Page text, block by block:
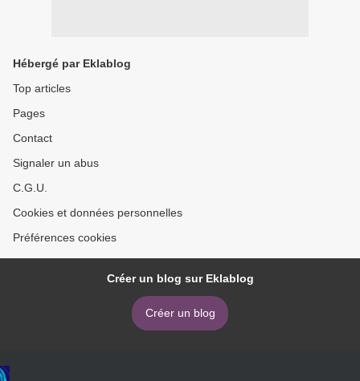
Hébergé par Eklablog
Top articles
Pages
Contact
Signaler un abus
C.G.U.
Cookies et données personnelles
Préférences cookies
Créer un blog sur Eklablog
Créer un blog